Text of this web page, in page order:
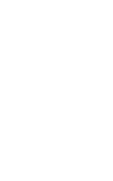
完全収録！
公演 FHD 完
SBD 完全収録！